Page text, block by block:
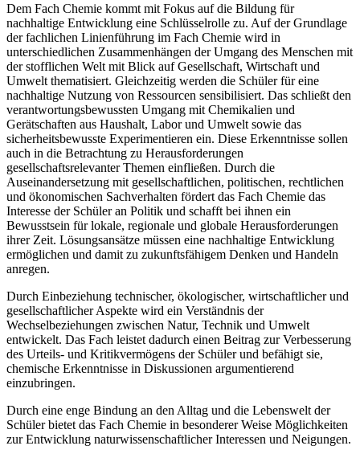
Dem Fach Chemie kommt mit Fokus auf die Bildung für
nachhaltige Entwicklung eine Schlüsselrolle zu. Auf der Grundlage
der fachlichen Linienführung im Fach Chemie wird in
unterschiedlichen Zusammenhängen der Umgang des Menschen mit
der stofflichen Welt mit Blick auf Gesellschaft, Wirtschaft und
Umwelt thematisiert. Gleichzeitig werden die Schüler für eine
nachhaltige Nutzung von Ressourcen sensibilisiert. Das schließt den
verantwortungsbewussten Umgang mit Chemikalien und
Gerätschaften aus Haushalt, Labor und Umwelt sowie das
sicherheitsbewusste Experimentieren ein. Diese Erkenntnisse sollen
auch in die Betrachtung zu Herausforderungen
gesellschaftsrelevanter Themen einfließen. Durch die
Auseinandersetzung mit gesellschaftlichen, politischen, rechtlichen
und ökonomischen Sachverhalten fördert das Fach Chemie das
Interesse der Schüler an Politik und schafft bei ihnen ein
Bewusstsein für lokale, regionale und globale Herausforderungen
ihrer Zeit. Lösungsansätze müssen eine nachhaltige Entwicklung
ermöglichen und damit zu zukunftsfähigem Denken und Handeln
anregen.
Durch Einbeziehung technischer, ökologischer, wirtschaftlicher und
gesellschaftlicher Aspekte wird ein Verständnis der
Wechselbeziehungen zwischen Natur, Technik und Umwelt
entwickelt. Das Fach leistet dadurch einen Beitrag zur Verbesserung
des Urteils- und Kritikvermögens der Schüler und befähigt sie,
chemische Erkenntnisse in Diskussionen argumentierend
einzubringen.
Durch eine enge Bindung an den Alltag und die Lebenswelt der
Schüler bietet das Fach Chemie in besonderer Weise Möglichkeiten
zur Entwicklung naturwissenschaftlicher Interessen und Neigungen.